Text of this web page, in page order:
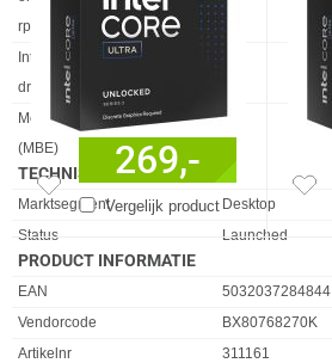
rp)
IntelÂ®-technologie voor
dreigingsdetectie (TDT)
Mode-based Execute Control
(MBE)
✓︎
TECHNISCHE DETAILS
Eigenschap Waarde
Marktsegment
Desktop
Status
Launched
PRODUCT INFORMATIE
EAN
5032037284844
Vendorcode
BX80768270K
Artikelnr
311161
Vergelijk product
269,-